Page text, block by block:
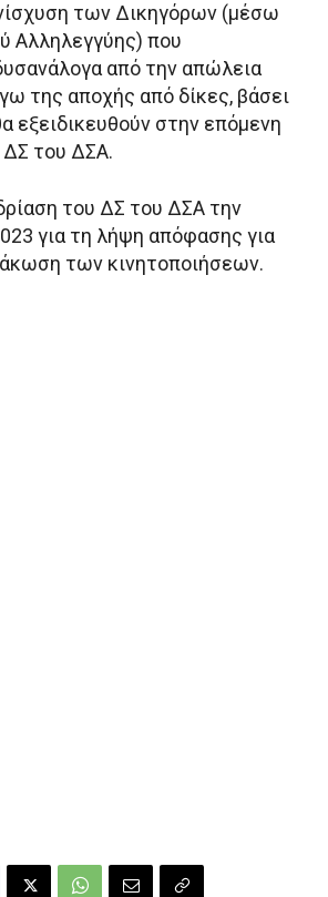
των Δικηγόρων (μέσω
Αλληλεγγύης) που
από την απώλεια
της αποχής από δίκες, βάσει
εξειδικευθούν στην επόμενη
ΔΣ του ΔΣΑ.
του ΔΣ του ΔΣΑ την
για τη λήψη απόφασης για
των κινητοποιήσεων.